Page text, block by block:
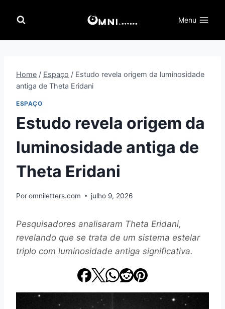
para
Menu
Home / Espaço / Estudo revela origem da luminosidade
antiga de Theta Eridani
ESPAÇO
Estudo revela origem da
luminosidade antiga de
Theta Eridani
Poromniletters.com julho 9, 2026
Pesquisadores analisaram Theta Eridani,
revelando que se trata de um sistema estelar
triplo com luminosidade antiga significativa.